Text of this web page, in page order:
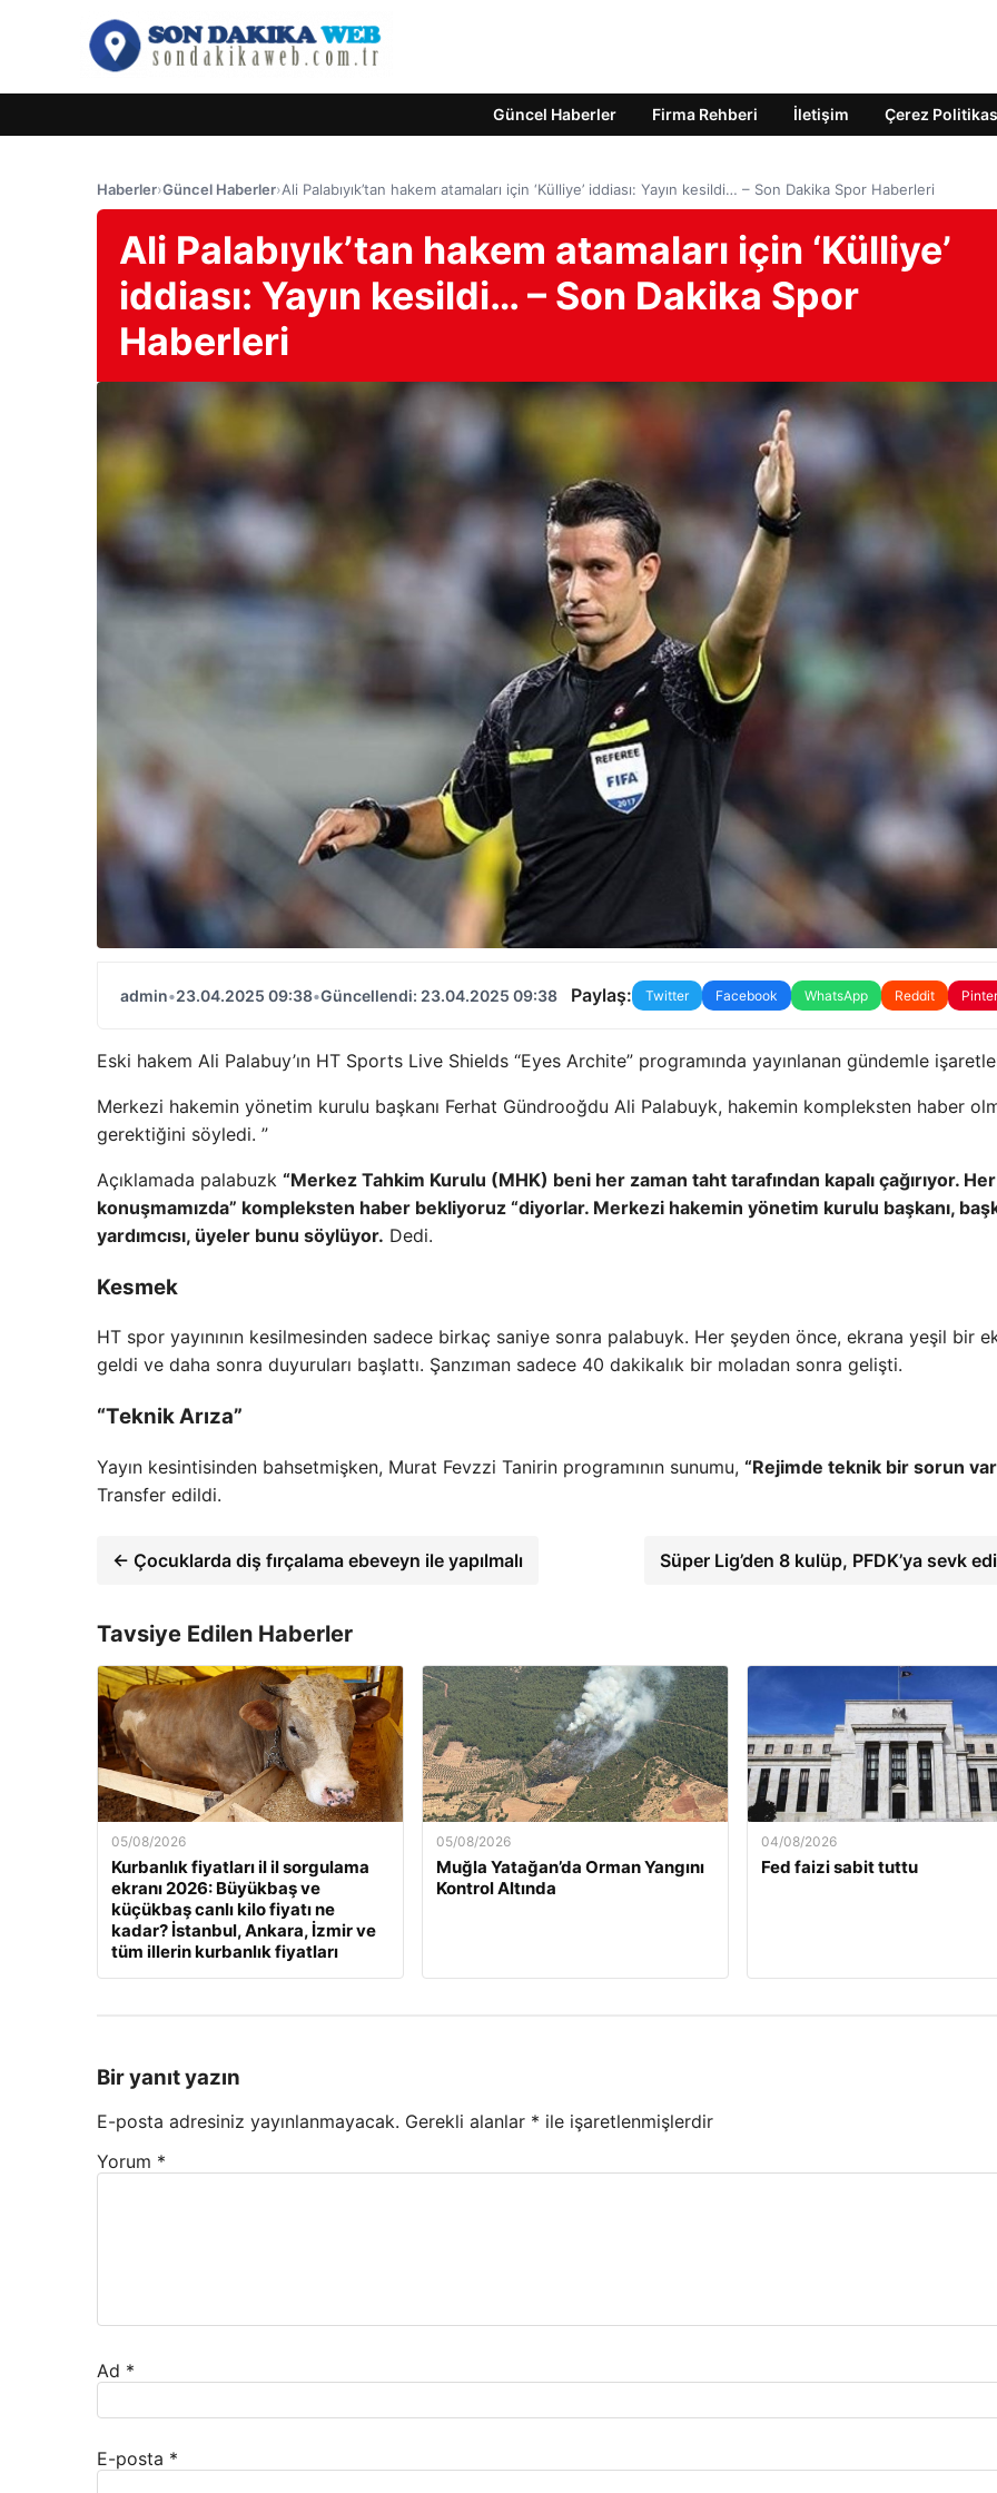
Güncel Haberler Firma Rehberi İletişim Çerez
Haberler›Güncel Haberler›Ali Palabıyık’tan hakem atamaları için ‘Külliye’ iddiası: Yayın kesildi… – Son Dakika Spor Haberleri
Ali Palabıyık’tan hakem atamaları için ‘Külliye’
iddiası: Yayın kesildi… – Son Dakika Spor
Haberleri
admin•23.04.2025 09:38•Güncellendi: 23.04.2025 09:38 Paylaş: Twitter Facebook WhatsApp Reddit
Eski hakem Ali Palabuy’ın HT Sports Live Shields “Eyes Archite” programında yayınlanan gündemle
Merkezi hakemin yönetim kurulu başkanı Ferhat Gündrooğdu Ali Palabuyk, hakemin kompleksten haber
gerektiğini söyledi. ”
Açıklamada palabuzk “Merkez Tahkim Kurulu (MHK) beni her zaman taht tarafından kapalı çağırıyor. Her
konuşmamızda” kompleksten haber bekliyoruz “diyorlar. Merkezi hakemin yönetim kurulu başkanı,
yardımcısı, üyeler bunu söylüyor. Dedi.
Kesmek
HT spor yayınının kesilmesinden sadece birkaç saniye sonra palabuyk. Her şeyden önce, ekrana yeşil bir
geldi ve daha sonra duyuruları başlattı. Şanzıman sadece 40 dakikalık bir moladan sonra gelişti.
“Teknik Arıza”
Yayın kesintisinden bahsetmişken, Murat Fevzzi Tanirin programının sunumu, “Rejimde teknik bir sorun
Transfer edildi.
← Çocuklarda diş fırçalama ebeveyn ile yapılmalı Süper Lig’den 8 kulüp, PFDK’ya sevk
Tavsiye Edilen Haberler
05/08/2026
Kurbanlık fiyatları il il sorgulama
ekranı 2026: Büyükbaş ve
küçükbaş canlı kilo fiyatı ne
kadar? İstanbul, Ankara, İzmir ve
tüm illerin kurbanlık fiyatları
05/08/2026
Muğla Yatağan’da Orman Yangını
Kontrol Altında
04/08/2026
Fed faizi sabit tuttu
Bir yanıt yazın
E-posta adresiniz yayınlanmayacak. Gerekli alanlar * ile işaretlenmişlerdir
Yorum *
Ad *
E-posta *